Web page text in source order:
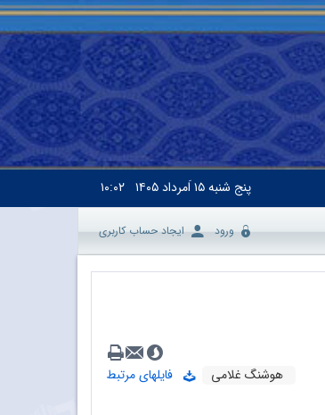
پنج شنبه۱۵ اَمرداد ۱۴۰۵ ۱۰:۰۲
ورود ایجاد حساب کاربری
هوشنگ غلامی
فایلهای مرتبط